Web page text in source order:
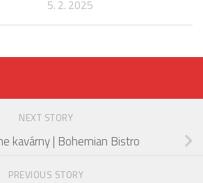
5. 2. 2025
NEXT STORY
kavárny | Bohemian Bistro
PREVIOUS STORY